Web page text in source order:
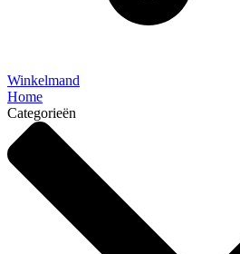
Winkelmand
Home
Categorieën